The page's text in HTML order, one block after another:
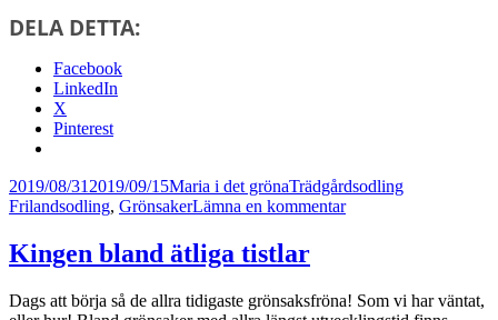
DELA DETTA:
Facebook
LinkedIn
X
Pinterest
Postat
2019/08/31 2019/09/15Författare
Maria i det grönaKategorier
TrädgårdsodlingTaggar
Frilandsodling, GrönsakerLämna en kommentartill
squash
Kingen bland ätliga tistlar
Dags att börja så de allra tidigaste grönsaksfröna! Som vi har väntat,